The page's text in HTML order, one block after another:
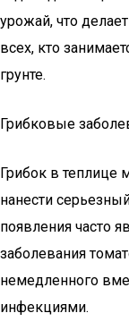
урожай, что
всех, кто
грунте.
Грибковые
Грибок в теплице
нанести
появления часто
заболевания
немедленного
инфекциями.